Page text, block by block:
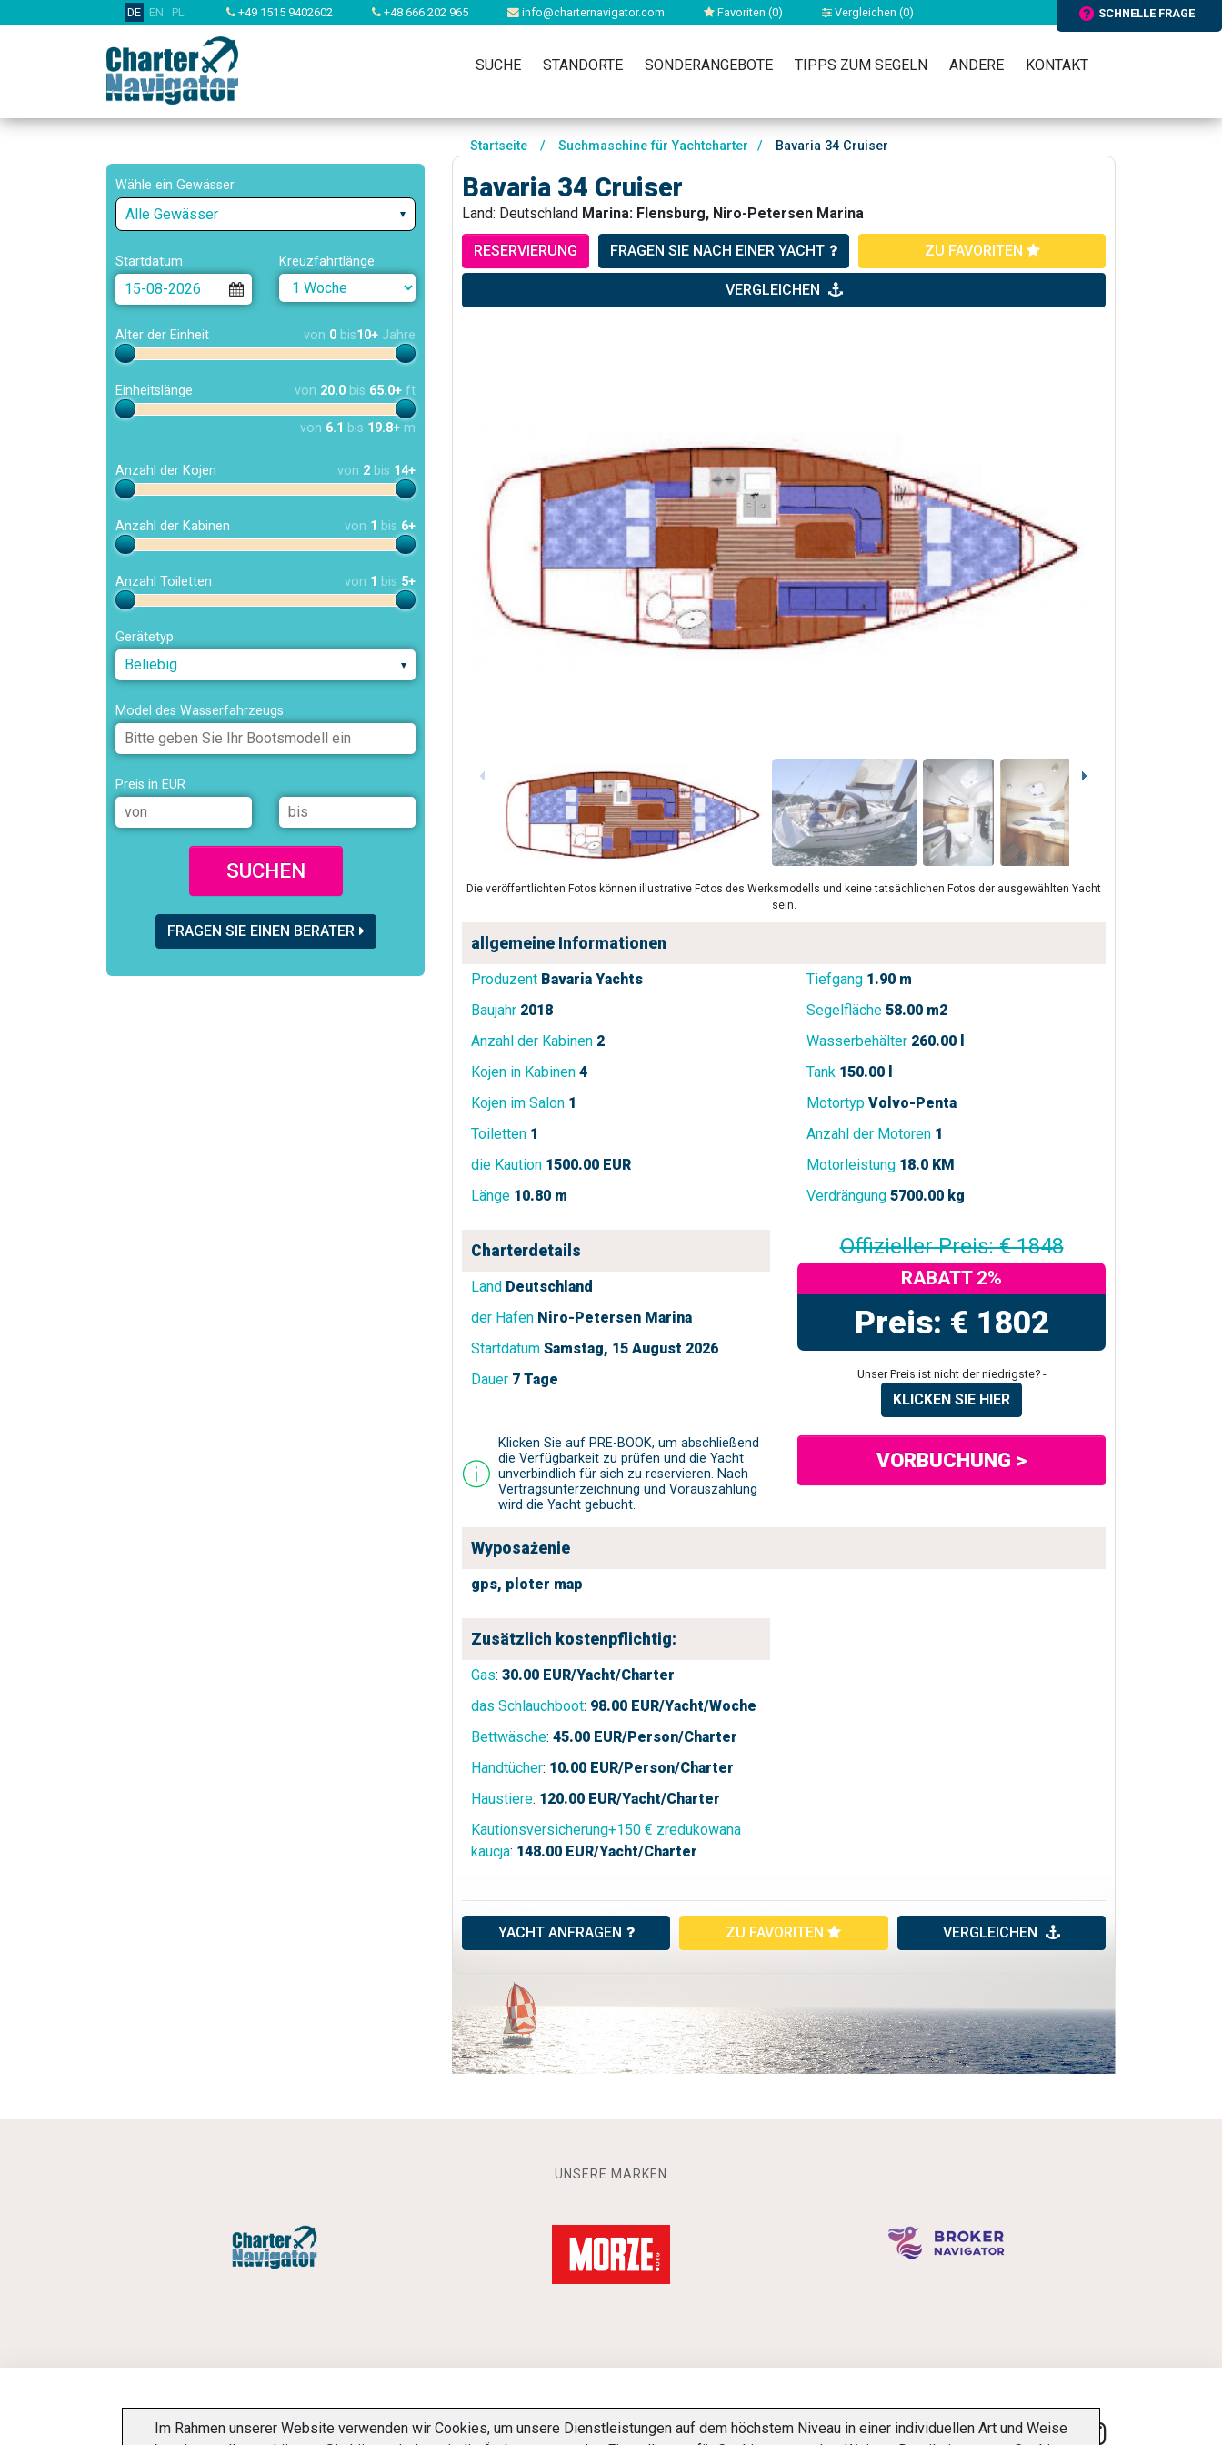
DE EN PL +49 1515 9402602 +48 666 202 965 info@charternavigator.com Favoriten (0) Vergleichen (0) SCHNELLE FRAGE
SUCHE STANDORTE SONDERANGEBOTE TIPPS ZUM SEGELN ANDERE KONTAKT
Wähle ein Gewässer
Alle Gewässer
Startdatum Kreuzfahrtlänge
Alter der Einheit von 0 bis10+ Jahre
Einheitslänge von 20.0 bis 65.0+ ft
von 6.1 bis 19.8+ m
Anzahl der Kojen von 2 bis 14+
Anzahl der Kabinen von 1 bis 6+
Anzahl Toiletten von 1 bis 5+
Gerätetyp
Beliebig
Model des Wasserfahrzeugs
Preis in EUR
SUCHEN
FRAGEN SIE EINEN BERATER
Startseite / Suchmaschine für Yachtcharter / Bavaria 34 Cruiser
Bavaria 34 Cruiser
Land: Deutschland Marina: Flensburg, Niro-Petersen Marina
RESERVIERUNG FRAGEN SIE NACH EINER YACHT ZU FAVORITEN
VERGLEICHEN
Die veröffentlichten Fotos können illustrative Fotos des Werksmodells und keine tatsächlichen Fotos der ausgewählten Yacht
sein.
allgemeine Informationen
Produzent Bavaria Yachts
Baujahr 2018
Anzahl der Kabinen 2
Kojen in Kabinen 4
Kojen im Salon 1
Toiletten 1
die Kaution 1500.00 EUR
Länge 10.80 m
Tiefgang 1.90 m
Segelfläche 58.00 m2
Wasserbehälter 260.00 l
Tank 150.00 l
Motortyp Volvo-Penta
Anzahl der Motoren 1
Motorleistung 18.0 KM
Verdrängung 5700.00 kg
Charterdetails
Land Deutschland
der Hafen Niro-Petersen Marina
Startdatum Samstag, 15 August 2026
Dauer 7 Tage
Offizieller Preis: € 1848
RABATT 2%
Preis: € 1802
Unser Preis ist nicht der niedrigste? -
KLICKEN SIE HIER
Klicken Sie auf PRE-BOOK, um abschließend
die Verfügbarkeit zu prüfen und die Yacht
unverbindlich für sich zu reservieren. Nach
Vertragsunterzeichnung und Vorauszahlung
wird die Yacht gebucht.
VORBUCHUNG >
Wyposażenie
gps, ploter map
Zusätzlich kostenpflichtig:
Gas: 30.00 EUR/Yacht/Charter
das Schlauchboot: 98.00 EUR/Yacht/Woche
Bettwäsche: 45.00 EUR/Person/Charter
Handtücher: 10.00 EUR/Person/Charter
Haustiere: 120.00 EUR/Yacht/Charter
Kautionsversicherung+150 € zredukowana
kaucja: 148.00 EUR/Yacht/Charter
YACHT ANFRAGEN ZU FAVORITEN VERGLEICHEN
UNSERE MARKEN
INFORMATIONSPFLICHT DATENSCHUTZ-BESTIMMUNGEN ÜBER UNS KONTAKT
Im Rahmen unserer Website verwenden wir Cookies, um unsere Dienstleistungen auf dem höchstem Niveau in einer individuellen Art und Weise